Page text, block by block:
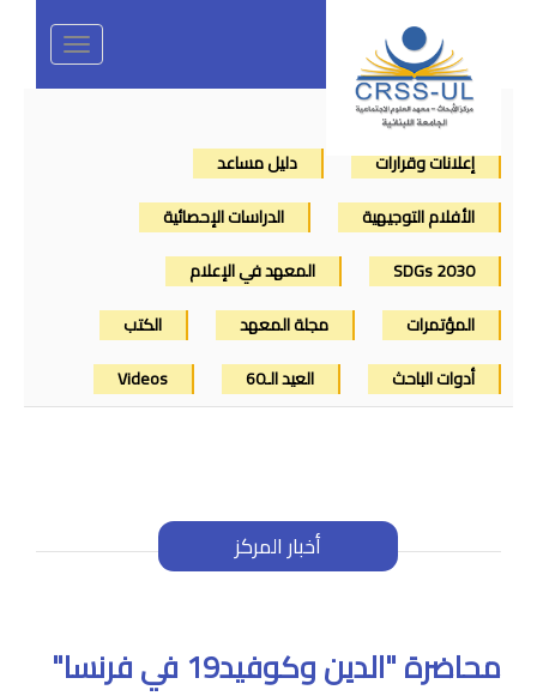
Toggle
navigation
إعلانات وقرارات
دليل مساعد
الأفلام التوجيهية
الدراسات الإحصائية
SDGs 2030
المعهد في الإعلام
المؤتمرات
مجلة المعهد
الكتب
أدوات الباحث
العيد الـ60 Videos
أخبار المركز
محاضرة "الدين وكوفيد19 في فرنسا"